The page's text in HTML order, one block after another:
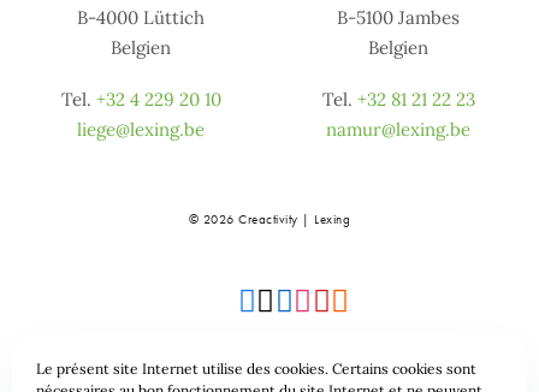
B-4000 Lüttich
Belgien
Tel. +32 4 229 20 10
liege@lexing.be
B-5100 Jambes
Belgien
Tel. +32 81 21 22 23
namur@lexing.be
© 2026 Creactivity | Lexing
Le présent site Internet utilise des cookies. Certains cookies sont